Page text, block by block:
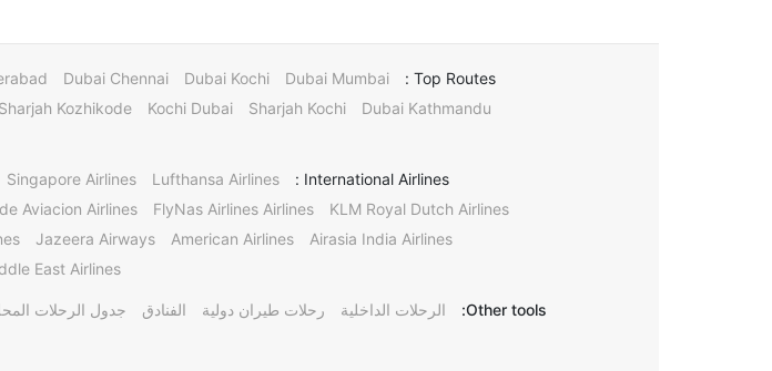
Top Routes :
Dubai Mumbai
Dubai Kochi
Dubai Chennai
Dubai Kathmandu
Sharjah Kochi
Kochi Dubai
Sharjah Kozhikode
International Airlines :
Lufthansa Airlines
Singapore Airlines
KLM Royal Dutch Airlines
FlyNas Airlines Airlines
Aviacion Airlines
Airasia India Airlines
American Airlines
Jazeera Airways
East Airlines
Other tools: الرحلات الداخلية رحلات طيران دولية الفنادق جدول الرحلات